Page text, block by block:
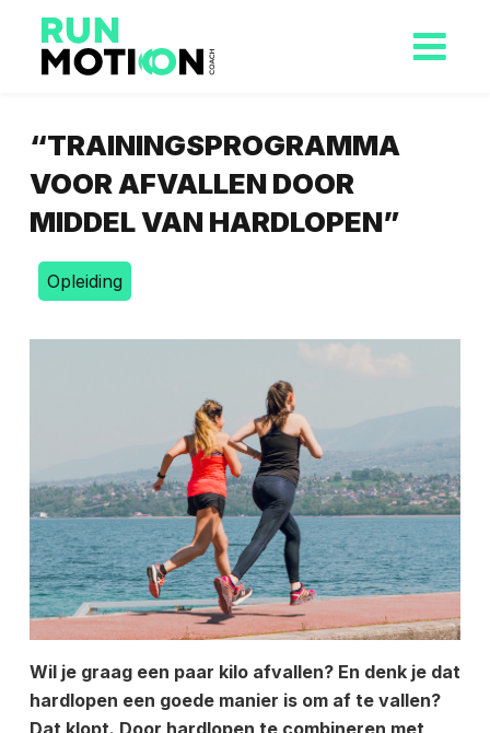
“TRAININGSPROGRAMMA
VOOR AFVALLEN DOOR
MIDDEL VAN HARDLOPEN”
Opleiding
Wil je graag een paar kilo afvallen? En denk je dat
hardlopen een goede manier is om af te vallen?